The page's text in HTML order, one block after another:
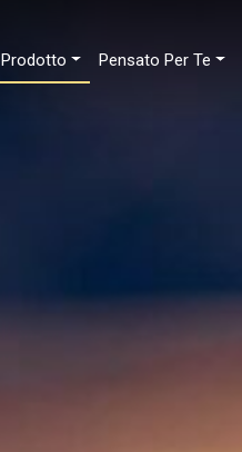
Prodotto Pensato Per Te